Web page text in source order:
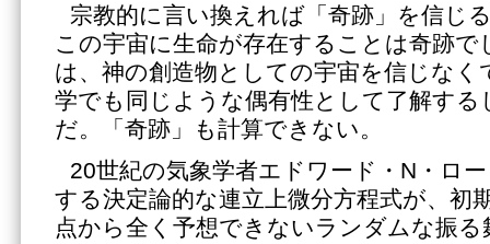
宗教的に言い換えれば「奇跡」を信じ
この宇宙に生命が存在することは奇跡
は、神の創造物としての宇宙を信じなく
学でも同じような偶有性として了解す
だ。「奇跡」も計算できない。
20世紀の気象学者エドワード・N・ロ
する決定論的な連立上微分方程式が、初
点から全く予想できないランダムな振